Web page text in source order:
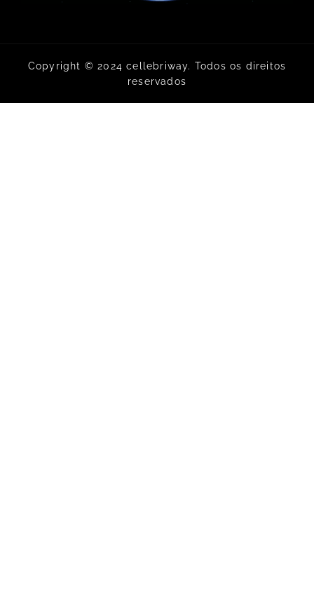
Copyright © 2024 cellebriway. Todos os direitos
reservados